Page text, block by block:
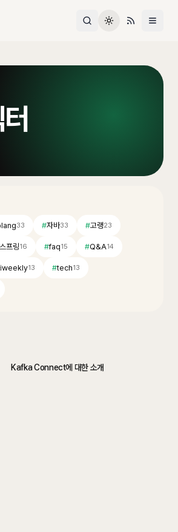
33 #자바33 #고랭23
스프링16 #faq15 #Q&A14
13 #tech13
Kafka Connect에 대한 소개